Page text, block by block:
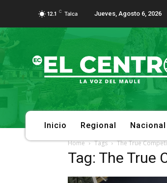
12.1 C Talca Jueves, Agosto 6, 2026
Inicio Regional Nacional
Home Tags The True
Tag: The True